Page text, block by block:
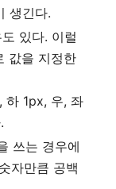
생긴다.
있다. 이럴
값을 지정한
하 1px, 우, 좌
쓰는 경우에
자만큼 공백